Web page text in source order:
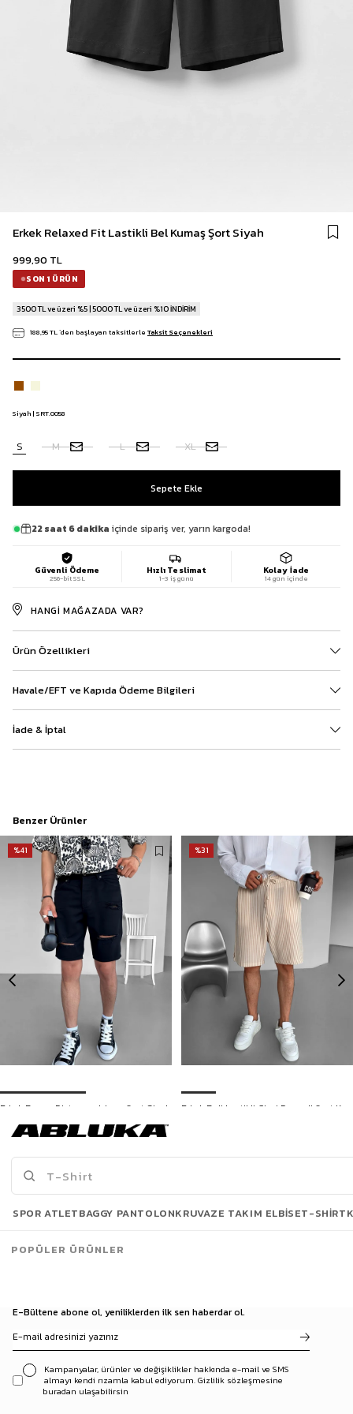
Erkek Relaxed Fit Lastikli Bel Kumaş Şort Siyah
999,90 TL
SON 1 ÜRÜN
3500 TL ve üzeri %5 | 5000 TL ve üzeri %10 İNDİRİM
188,95 TL`den başlayan taksitlerle Taksit Seçenekleri
Siyah | SRT.0058
S M L XL
22 saat 6 dakika içinde sipariş ver, yarın kargoda!
Güvenli Ödeme
256-bit SSL
Hızlı Teslimat
1-3 iş günü
Kolay İade
14 gün içinde
HANGI MAĞAZADA VAR?
Ürün Özellikleri
Havale/EFT ve Kapıda Ödeme Bilgileri
İade & İptal
Benzer Ürünler
%41
Erkek Baggy Distressed Jean Şort Siyah
399,00 TL
679,90 TL
%31
Son Bakılanlar
E-Bültene abone ol, yeniliklerden ilk sen haberdar ol.
Kampanyalar, ürünler ve değişiklikler hakkında e-mail ve SMS
almayı kendi rızamla kabul ediyorum. Gizlilik sözleşmesine
buradan ulaşabilirsin
SPOR ATLETBAGGY PANTOLONKRUVAZE TAKIM ELBISET-SHIRT
POPÜLER ÜRÜNLER